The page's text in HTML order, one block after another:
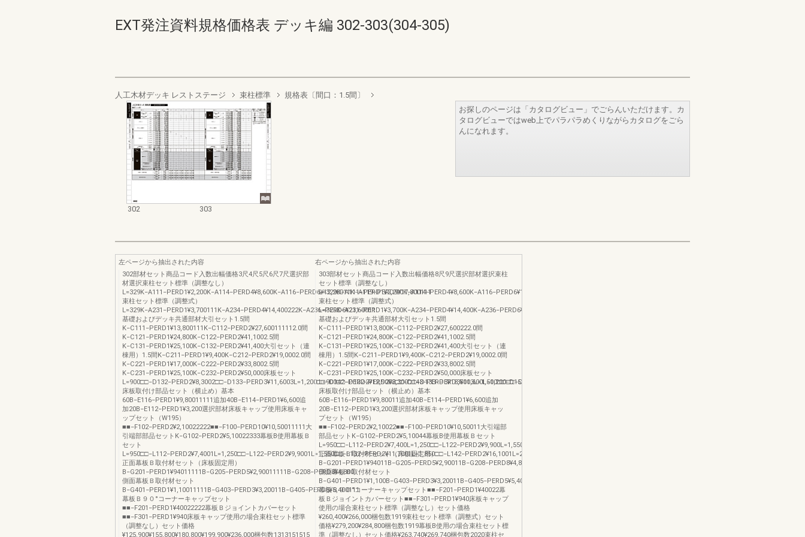
EXT発注資料規格価格表 デッキ編 302-303(304-305)
人工木材デッキ レストステージ 束柱標準 規格表〔間口：1.5間〕
302 303
お探しのページは「カタログビュー」でごらんいただけます。カ
タログビューではweb上でパラパラめくりながらカタログをごら
んになれます。
左ページから抽出された内容
302部材セット商品コード入数出幅価格3尺4尺5尺6尺7尺選択部
材選択束柱セット標準（調整なし）
L=329K−A111−PERD1¥2,200K−A114−PERD4¥8,600K−A116−PERD6¥12,20011K−A119−PERD9¥17,800111
束柱セット標準（調整式）
L=329K−A231−PERD1¥3,700111K−A234−PERD4¥14,400222K−A236−PERD6¥21,60011
基礎およびデッキ共通部材大引セット1.5間
K−C111−PERD1¥13,800111K−C112−PERD2¥27,600111112.0間
K−C121−PERD1¥24,800K−C122−PERD2¥41,1002.5間
K−C131−PERD1¥25,100K−C132−PERD2¥41,400大引セット（連
棟用）1.5間K−C211−PERD1¥9,400K−C212−PERD2¥19,0002.0間
K−C221−PERD1¥17,000K−C222−PERD2¥33,8002.5間
K−C231−PERD1¥25,100K−C232−PERD2¥50,000床板セット
床板取付け部品セット（横止め）基本
60B−E116−PERD1¥9,80011111追加40B−E114−PERD1¥6,600追
加20B−E112−PERD1¥3,200選択部材床板キャップ使用床板キャ
ップセット（W195）
■■−F102−PERD2¥2,10022222■■−F100−PERD10¥10,50011111大
引端部部品セットK−G102−PERD2¥5,10022333幕板B使用幕板Ｂ
セット
正面幕板Ｂ取付材セット（床板固定用）
B−G201−PERD1¥94011111B−G205−PERD5¥2,90011111B−G208−PERD8¥4,800
側面幕板Ｂ取付材セット
B−G401−PERD1¥1,10011111B−G403−PERD3¥3,20011B−G405−PERD5¥5,400111
幕板Ｂ９０°コーナーキャップセット
■■−F201−PERD1¥40022222幕板Ｂジョイントカバーセット
■■−F301−PERD1¥940床板キャップ使用の場合束柱セット標準
（調整なし）セット価格
¥125,900¥155,800¥180,800¥199,900¥236,000梱包数1313151515
右ページから抽出された内容
303部材セット商品コード入数出幅価格8尺9尺選択部材選択束柱
セット標準（調整なし）
L=329K−A111−PERD1¥2,200K−A114−PERD4¥8,600K−A116−PERD6¥12,20022K−A119−PERD9¥17,800
束柱セット標準（調整式）
L=329K−A231−PERD1¥3,700K−A234−PERD4¥14,400K−A236−PERD6¥21,60022
基礎およびデッキ共通部材大引セット1.5間
K−C111−PERD1¥13,800K−C112−PERD2¥27,600222.0間
K−C121−PERD1¥24,800K−C122−PERD2¥41,1002.5間
K−C131−PERD1¥25,100K−C132−PERD2¥41,400大引セット（連
棟用）1.5間K−C211−PERD1¥9,400K−C212−PERD2¥19,0002.0間
K−C221−PERD1¥17,000K−C222−PERD2¥33,8002.5間
K−C231−PERD1¥25,100K−C232−PERD2¥50,000床板セット
床板取付け部品セット（横止め）基本
60B−E116−PERD1¥9,80011追加40B−E114−PERD1¥6,600追加
20B−E112−PERD1¥3,200選択部材床板キャップ使用床板キャッ
プセット（W195）
■■−F102−PERD2¥2,10022■■−F100−PERD10¥10,50011大引端部
部品セットK−G102−PERD2¥5,10044幕板B使用幕板Ｂセット
正面幕板Ｂ取付材セット（床板固定用）
B−G201−PERD1¥94011B−G205−PERD5¥2,90011B−G208−PERD8¥4,800
側面幕板Ｂ取付材セット
B−G401−PERD1¥1,100B−G403−PERD3¥3,20011B−G405−PERD5¥5,40011
幕板Ｂ９０°コーナーキャップセット■■−F201−PERD1¥40022幕
板Ｂジョイントカバーセット■■−F301−PERD1¥940床板キャップ
使用の場合束柱セット標準（調整なし）セット価格
¥260,400¥266,000梱包数1919束柱セット標準（調整式）セット
価格¥279,200¥284,800梱包数1919幕板B使用の場合束柱セット標
準（調整なし）セット価格¥263,740¥269,740梱包数2020束柱セ